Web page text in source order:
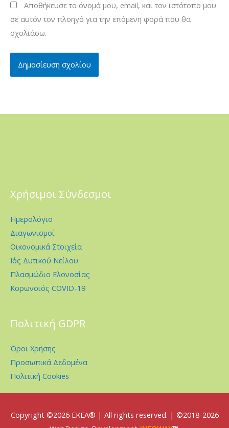
Αποθήκευσε το όνομά μου, email, και τον ιστότοπο μου
σε αυτόν τον πλοηγό για την επόμενη φορά που θα
σχολιάσω.
Χρήσιμοι Σύνδεσμοι
Ημερολόγιο
Διαγωνισμοί
Οικονομικά Στοιχεία
Ιός Δυτικού Νείλου
Πλασμώδιο Ελονοσίας
Κορωνοϊός COVID-19
Πολιτική GDPR
Όροι Χρήσης
Προσωπικά Δεδομένα
Πολιτική Cookies
Copyright ©2026 EKEA® | All rights reserved. | ©2018-2026